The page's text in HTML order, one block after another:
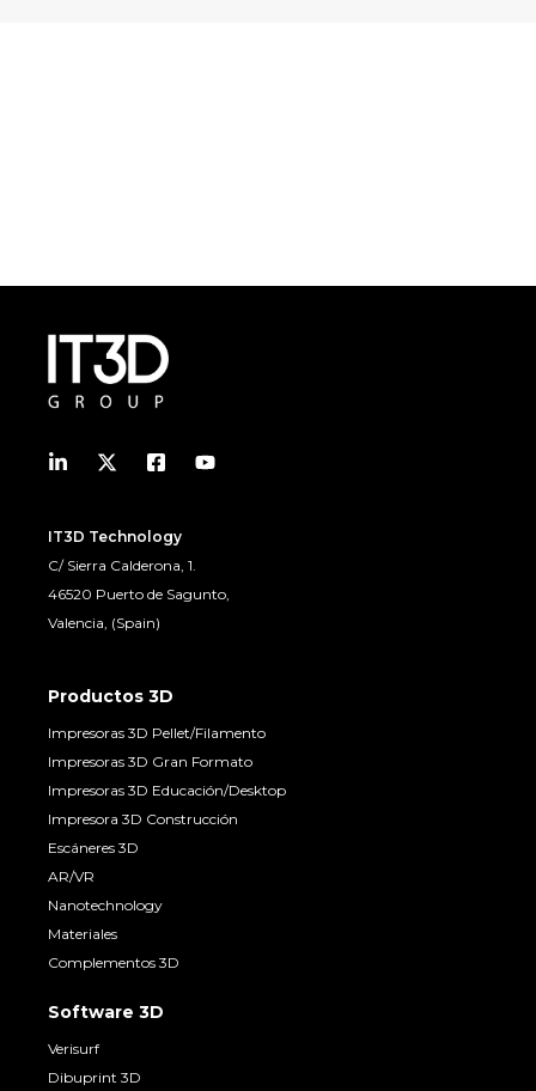
IT3D Technology
C/ Sierra Calderona, 1.
46520 Puerto de Sagunto,
Valencia, (Spain)
Productos 3D
Impresoras 3D Pellet/Filamento
Impresoras 3D Gran Formato
Impresoras 3D Educación/Desktop
Impresora 3D Construcción
Escáneres 3D
AR/VR
Nanotechnology
Materiales
Complementos 3D
Software 3D
Verisurf
Dibuprint 3D